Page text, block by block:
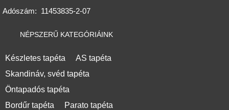
Adószám: 11453835-2-07
NÉPSZERŰ KATEGÓRIÁINK
Készletes tapéta
AS tapéta
Skandináv, svéd tapéta
Öntapadós tapéta
Bordűr tapéta
Parato tapéta